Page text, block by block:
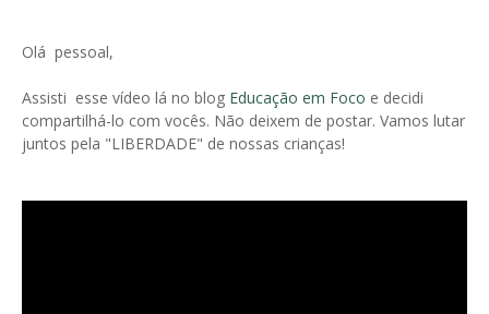
Olá pessoal,
Assisti esse vídeo lá no blog Educação em Foco e decidi
compartilhá-lo com vocês. Não deixem de postar. Vamos lutar
juntos pela "LIBERDADE" de nossas crianças!